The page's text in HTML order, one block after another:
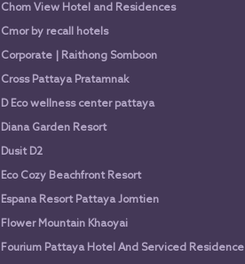
Chom View Hotel and Residences
Cmor by recall hotels
Corporate | Raithong Somboon
Cross Pattaya Pratamnak
D Eco wellness center pattaya
Diana Garden Resort
Dusit D2
Eco Cozy Beachfront Resort
Espana Resort Pattaya Jomtien
Flower Mountain Khaoyai
Fourium Pattaya Hotel And Serviced Residence